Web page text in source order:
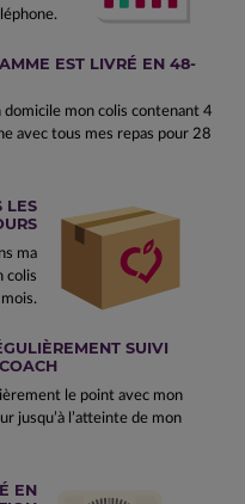
EST LIVRÉ EN 48-
domicile mon colis contenant 4
avec tous mes repas pour 28
LES
ma
colis
SUIVI
le point avec mon
jusqu’à l’atteinte de mon
EN